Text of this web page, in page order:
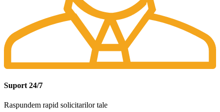
Suport 24/7
Raspundem rapid solicitarilor tale